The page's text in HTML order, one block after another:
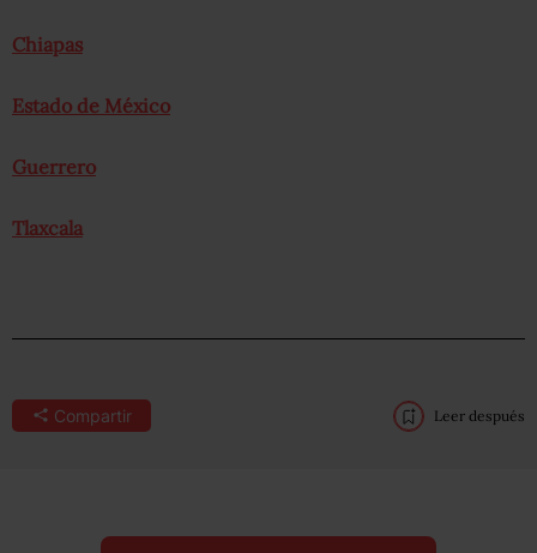
Chiapas
Estado de México
Guerrero
Tlaxcala
Compartir Leer después